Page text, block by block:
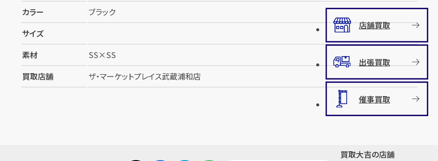
カラー
ブラック
サイズ
素材
SS×SS
買取店舗
ザ・マーケットプレイス武蔵浦和店
店舗買取
出張買取
催事買取
買取大吉の店舗